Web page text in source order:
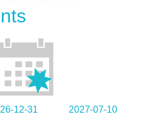
12-31
2027-07-10